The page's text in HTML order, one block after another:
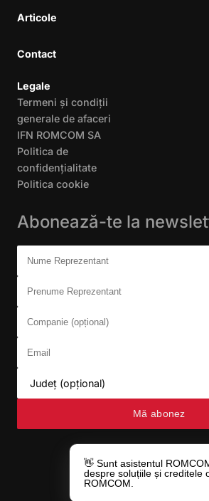
Articole
Contact
Legale
Termeni și condiții
generale de afaceri
IFN ROMCOM SA
Politica de
confidențialitate
Politica cookie
Abonează-te la
Don't fill this out:
Nume Reprezentant
Prenume Reprezentant
Companie (opțional)
Email
Județ (opțional)
Mă abonez
👋 Sunt asistentul
despre soluțiile și creditele
ROMCOM.